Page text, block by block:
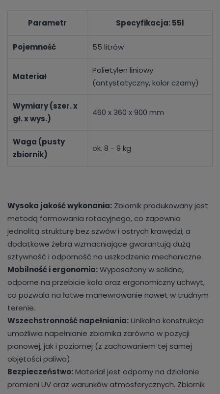
Parametr Specyfikacja: 55l
Pojemność 55 litrów
Materiał
Polietylen liniowy
(antystatyczny, kolor czarny)
Wymiary (szer. x
gł. x wys.)
460 x 360 x 900 mm
Waga (pusty
zbiornik)
ok. 8 - 9 kg
Wysoka jakość wykonania: Zbiornik produkowany jest
metodą formowania rotacyjnego, co zapewnia
jednolitą strukturę bez szwów i ostrych krawędzi, a
dodatkowe żebra wzmacniające gwarantują dużą
sztywność i odporność na uszkodzenia mechaniczne.
Mobilność i ergonomia:Wyposażony w solidne,
odporne na przebicie koła oraz ergonomiczny uchwyt,
co pozwala na łatwe manewrowanie nawet w trudnym
terenie.
Wszechstronność napełniania:Unikalna konstrukcja
umożliwia napełnianie zbiornika zarówno w pozycji
pionowej, jak i poziomej (z zachowaniem tej samej
objętości paliwa).
Bezpieczeństwo:Materiał jest odporny na działanie
promieni UV oraz warunków atmosferycznych. Zbiornik